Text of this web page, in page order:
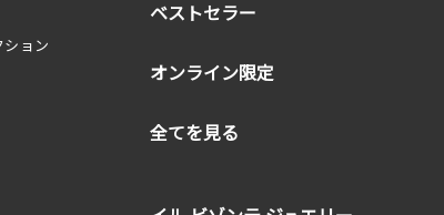
ション
ベストセラー
オンライン限定
全てを見る